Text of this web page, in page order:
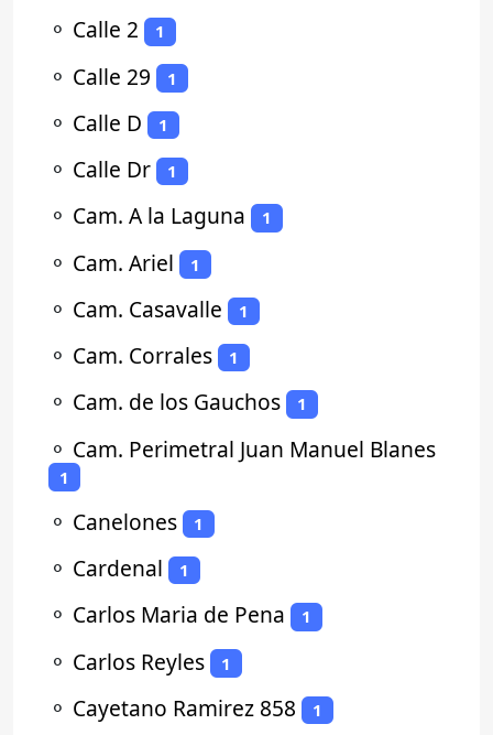
⚬ Calle 2 1
⚬ Calle 29 1
⚬ Calle D 1
⚬ Calle Dr 1
⚬ Cam. A la Laguna 1
⚬ Cam. Ariel 1
⚬ Cam. Casavalle 1
⚬ Cam. Corrales 1
⚬ Cam. de los Gauchos 1
⚬ Cam. Perimetral Juan Manuel Blanes
1
⚬ Canelones 1
⚬ Cardenal 1
⚬ Carlos Maria de Pena 1
⚬ Carlos Reyles 1
⚬ Cayetano Ramirez 858 1